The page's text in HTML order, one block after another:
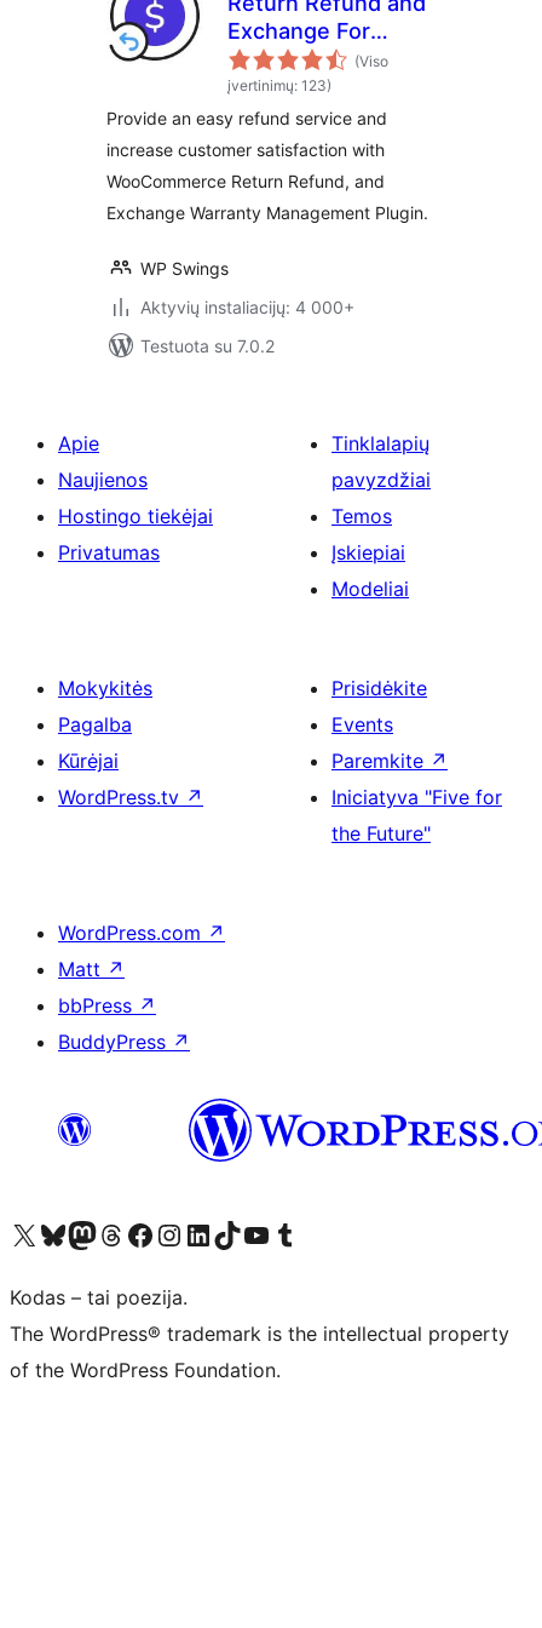
Exchange For
WooCommerce
(Viso
įvertinimų: 123)
Provide an easy refund service and
increase customer satisfaction with
WooCommerce Return Refund, and
Exchange Warranty Management Plugin.
WP Swings
Aktyvių instaliacijų: 4 000+
Testuota su 7.0.2
Apie
Naujienos
Hostingo tiekėjai
Privatumas
Tinklalapių
pavyzdžiai
Temos
Įskiepiai
Modeliai
Mokykitės
Pagalba
Kūrėjai
WordPress.tv ↗
Prisidėkite
Events
Paremkite ↗
Iniciatyva "Five for
the Future"
WordPress.com ↗
Matt ↗
bbPress ↗
BuddyPress ↗
Visit our X (formerly Twitter) account
Apsilankykite mūsų Bluesky paskyroje
Visit our Mastodon account
Apsilankykite mūsų Threads paskyroje
Visit our Facebook page
Visit our Instagram account
Visit our LinkedIn account
Apsilankykite mūsų TikTok paskyroje
Visit our YouTube channel
Apsilankykite mūsų Tumblr paskyroje
Kodas – tai poezija.
The WordPress® trademark is the intellectual property
of the WordPress Foundation.